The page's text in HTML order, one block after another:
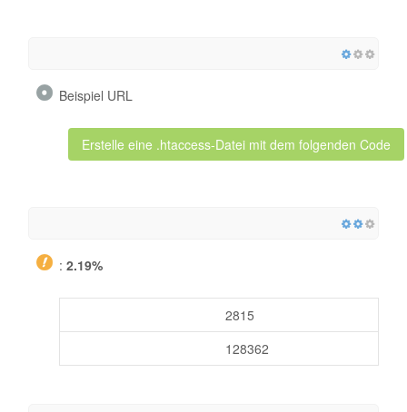
Beispiel URL
Erstelle eine .htaccess-Datei mit dem folgenden Code
: 2.19%
2815
128362